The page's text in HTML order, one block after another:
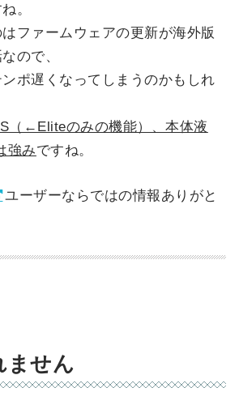
。
ファームウェアの更新が海外版
ので、
ポ遅くなってしまうのかもしれ
（←Eliteのみの機能）、本体液
強みですね。
ユーザーならではの情報ありがと
ません